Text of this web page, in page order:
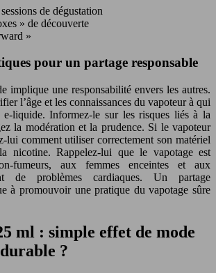
de dégustation
» de découverte
»
pour un partage responsable
implique une responsabilité envers les autres.
l’âge et les connaissances du vapoteur à qui
e-liquide. Informez-le sur les risques liés à la
la modération et la prudence. Si le vapoteur
lui comment utiliser correctement son matériel
nicotine. Rappelez-lui que le vapotage est
fumeurs, aux femmes enceintes et aux
de problèmes cardiaques. Un partage
à promouvoir une pratique du vapotage sûre
ml : simple effet de mode
?